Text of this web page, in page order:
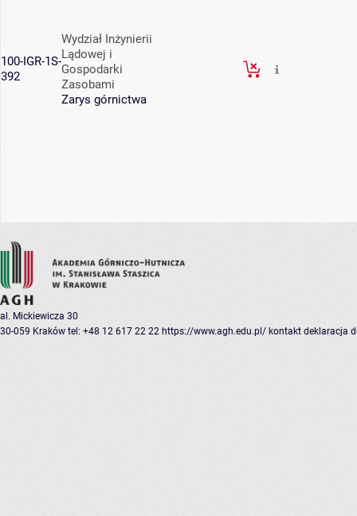
100-IGR-1S-
392
Wydział Inżynierii
Lądowej i
Gospodarki
Zasobami
Zarys górnictwa
al. Mickiewicza 30
30-059 Kraków tel: +48 12 617 22 22 https://www.agh.edu.pl/ kontakt deklaracja